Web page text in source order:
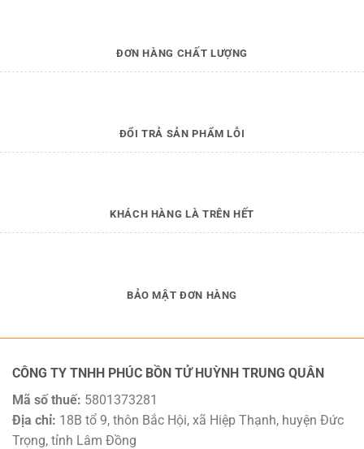
ĐƠN HÀNG CHẤT LƯỢNG
ĐỔI TRẢ SẢN PHẨM LỖI
KHÁCH HÀNG LÀ TRÊN HẾT
BẢO MẬT ĐƠN HÀNG
CÔNG TY TNHH PHÚC BỒN TỬ HUỲNH TRUNG QUÂN
Mã số thuế: 5801373281
Địa chỉ: 18B tổ 9, thôn Bắc Hội, xã Hiệp Thạnh, huyện Đức
Trọng, tỉnh Lâm Đồng